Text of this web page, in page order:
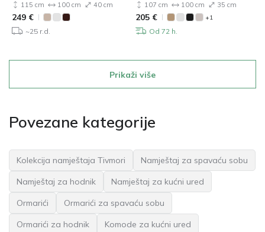
115 cm 100 cm 40 cm
249 €
~25 r.d.
107 cm 100 cm 35 cm
205 € +1
Od 72 h.
Prikaži više
Povezane kategorije
Kolekcija namještaja Tivmori
Namještaj za spavaću sobu
Namještaj za hodnik
Namještaj za kućni ured
Ormarići
Ormarići za spavaću sobu
Ormarići za hodnik
Komode za kućni ured